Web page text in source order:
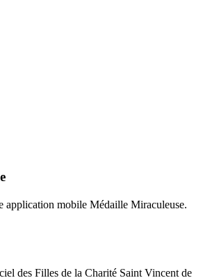
application mobile Médaille Miraculeuse.
des Filles de la Charité Saint Vincent de